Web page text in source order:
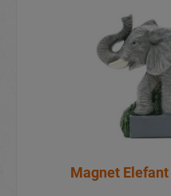
Magnet